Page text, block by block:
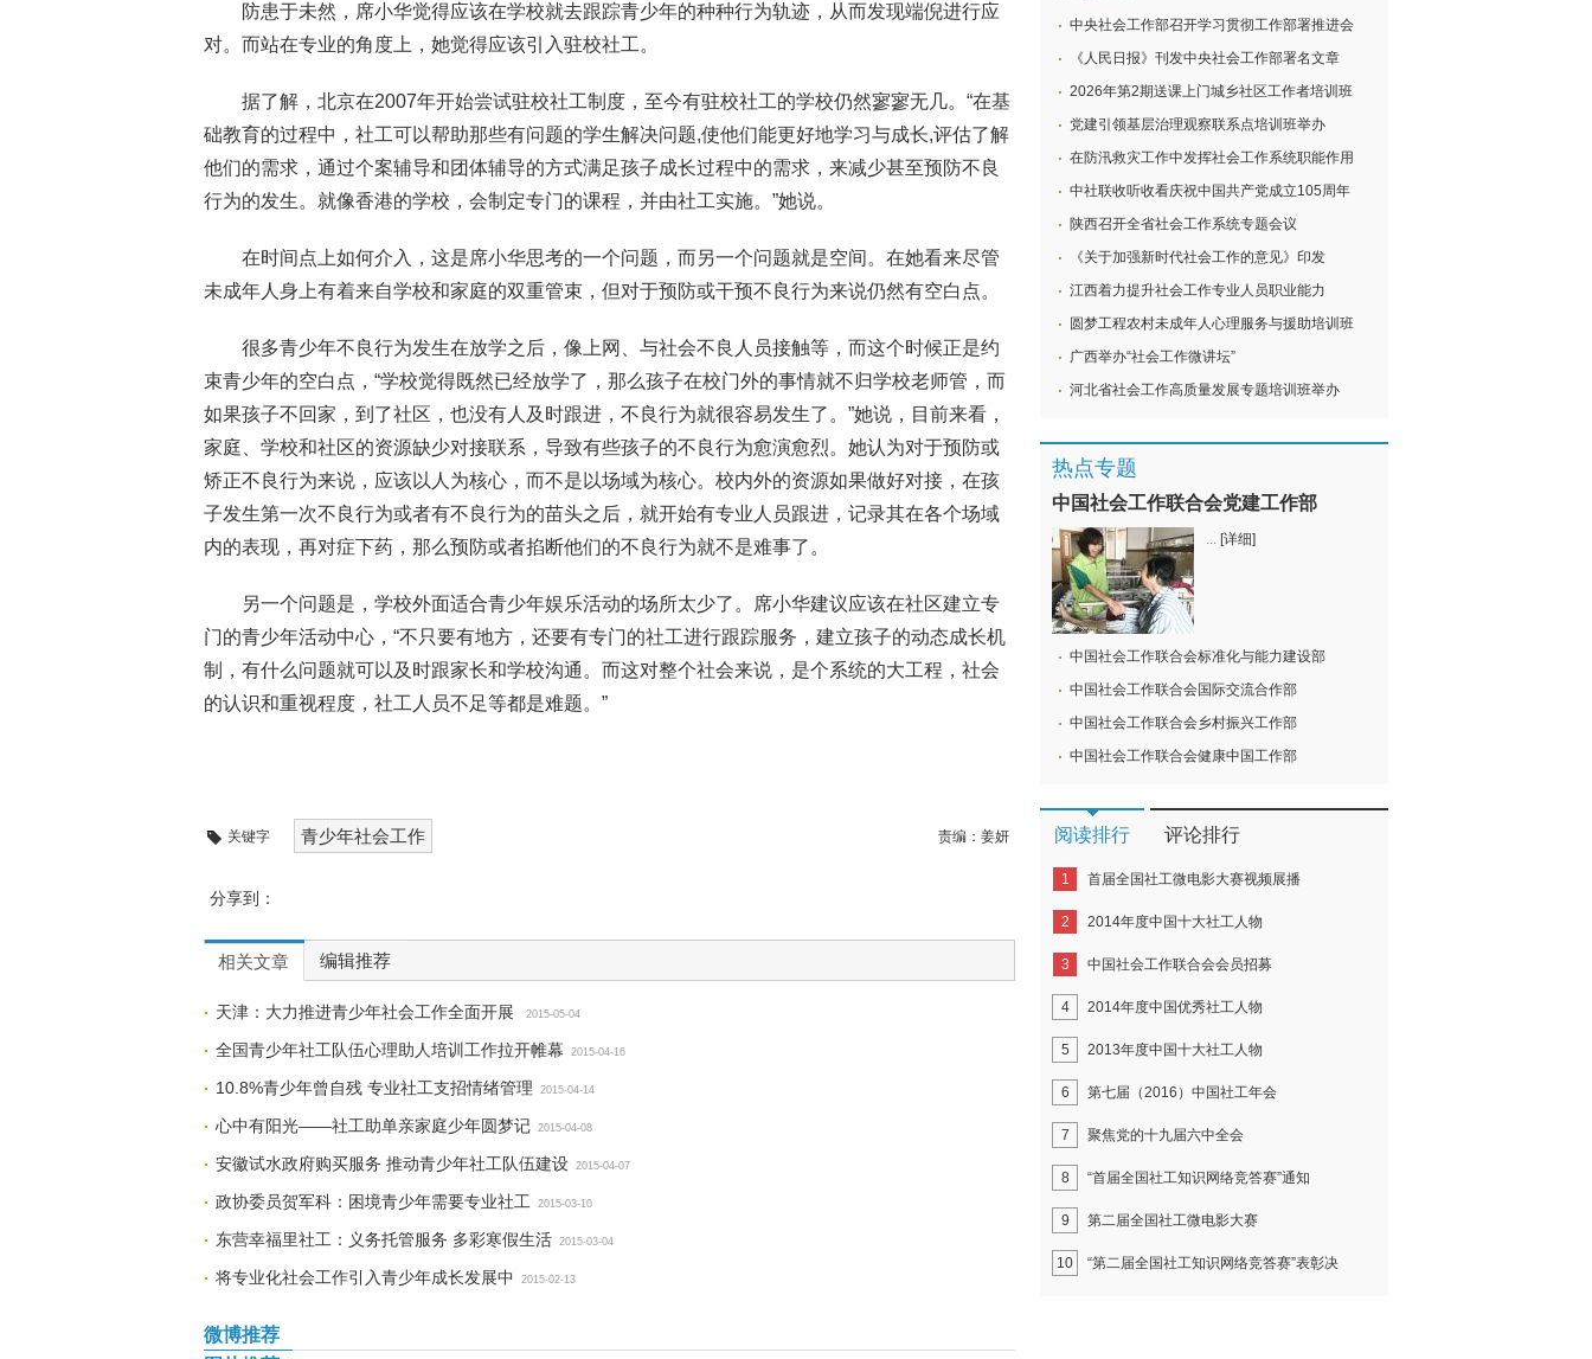
防患于未然，席小华觉得应该在学校就去跟踪青少年的种种行为轨迹，从而发现端倪进行应
对。而站在专业的角度上，她觉得应该引入驻校社工。
据了解，北京在2007年开始尝试驻校社工制度，至今有驻校社工的学校仍然寥寥无几。“在基
础教育的过程中，社工可以帮助那些有问题的学生解决问题,使他们能更好地学习与成长,评估了解
他们的需求，通过个案辅导和团体辅导的方式满足孩子成长过程中的需求，来减少甚至预防不良
行为的发生。就像香港的学校，会制定专门的课程，并由社工实施。”她说。
在时间点上如何介入，这是席小华思考的一个问题，而另一个问题就是空间。在她看来尽管
未成年人身上有着来自学校和家庭的双重管束，但对于预防或干预不良行为来说仍然有空白点。
很多青少年不良行为发生在放学之后，像上网、与社会不良人员接触等，而这个时候正是约
束青少年的空白点，“学校觉得既然已经放学了，那么孩子在校门外的事情就不归学校老师管，而
如果孩子不回家，到了社区，也没有人及时跟进，不良行为就很容易发生了。”她说，目前来看，
家庭、学校和社区的资源缺少对接联系，导致有些孩子的不良行为愈演愈烈。她认为对于预防或
矫正不良行为来说，应该以人为核心，而不是以场域为核心。校内外的资源如果做好对接，在孩
子发生第一次不良行为或者有不良行为的苗头之后，就开始有专业人员跟进，记录其在各个场域
内的表现，再对症下药，那么预防或者掐断他们的不良行为就不是难事了。
另一个问题是，学校外面适合青少年娱乐活动的场所太少了。席小华建议应该在社区建立专
门的青少年活动中心，“不只要有地方，还要有专门的社工进行跟踪服务，建立孩子的动态成长机
制，有什么问题就可以及时跟家长和学校沟通。而这对整个社会来说，是个系统的大工程，社会
的认识和重视程度，社工人员不足等都是难题。”
关键字 青少年社会工作 责编： 姜妍
分享到：
相关文章 编辑推荐
天津：大力推进青少年社会工作全面开展 2015-05-04
全国青少年社工队伍心理助人培训工作拉开帷幕 2015-04-16
10.8%青少年曾自残 专业社工支招情绪管理 2015-04-14
心中有阳光——社工助单亲家庭少年圆梦记 2015-04-08
安徽试水政府购买服务 推动青少年社工队伍建设 2015-04-07
政协委员贺军科：困境青少年需要专业社工 2015-03-10
东营幸福里社工：义务托管服务 多彩寒假生活 2015-03-04
将专业化社会工作引入青少年成长发展中 2015-02-13
微博推荐
中央社会工作部召开学习贯彻工作部署推进会
《人民日报》刊发中央社会工作部署名文章
2026年第2期送课上门城乡社区工作者培训班
党建引领基层治理观察联系点培训班举办
在防汛救灾工作中发挥社会工作系统职能作用
中社联收听收看庆祝中国共产党成立105周年
陕西召开全省社会工作系统专题会议
《关于加强新时代社会工作的意见》印发
江西着力提升社会工作专业人员职业能力
圆梦工程农村未成年人心理服务与援助培训班
广西举办“社会工作微讲坛”
河北省社会工作高质量发展专题培训班举办
热点专题
中国社会工作联合会党建工作部
... [详细]
中国社会工作联合会标准化与能力建设部
中国社会工作联合会国际交流合作部
中国社会工作联合会乡村振兴工作部
中国社会工作联合会健康中国工作部
阅读排行 评论排行
1 首届全国社工微电影大赛视频展播
2 2014年度中国十大社工人物
3 中国社会工作联合会会员招募
4 2014年度中国优秀社工人物
5 2013年度中国十大社工人物
6 第七届（2016）中国社工年会
7 聚焦党的十九届六中全会
8 “首届全国社工知识网络竞答赛”通知
9 第二届全国社工微电影大赛
10 “第二届全国社工知识网络竞答赛”表彰决